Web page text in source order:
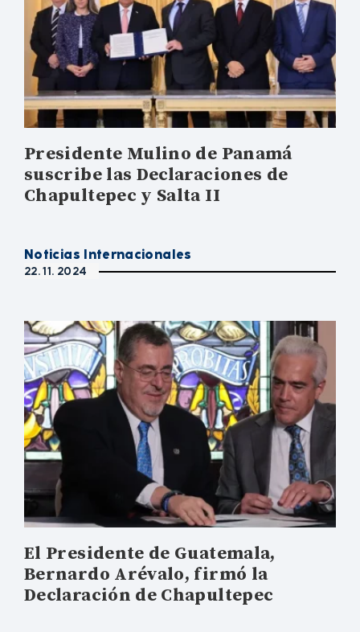
Presidente Mulino de Panamá
suscribe las Declaraciones de
Chapultepec y Salta II
Noticias Internacionales
22. 11. 2024
El Presidente de Guatemala,
Bernardo Arévalo, firmó la
Declaración de Chapultepec